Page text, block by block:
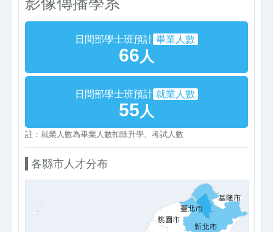
日間部學士班預計 畢業人數
66人
日間部學士班預計 就業人數
55人
註：就業人數為畢業人數扣除升學、考試人數
各縣市人才分布